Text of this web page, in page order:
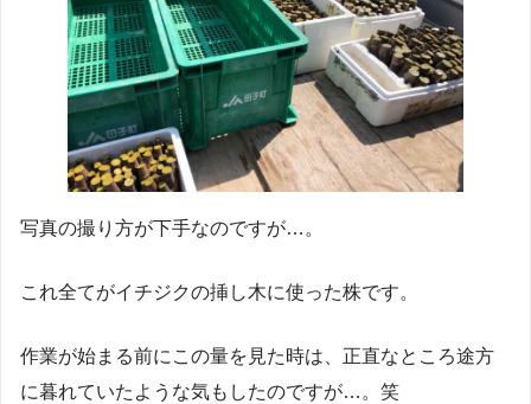
写真の撮り方が下手なのですが…。
これ全てがイチジクの挿し木に使った株です。
作業が始まる前にこの量を見た時は、正直なところ途方
に暮れていたような気もしたのですが…。笑